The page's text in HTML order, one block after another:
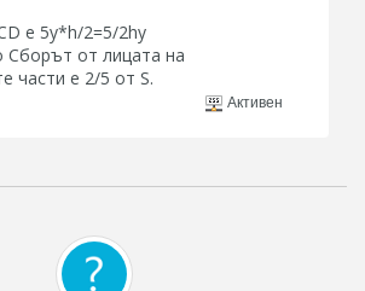
e 5y*h/2=5/2hy
Сборът от лицата на
части е 2/5 от S.
Активен